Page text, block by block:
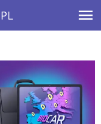
PL